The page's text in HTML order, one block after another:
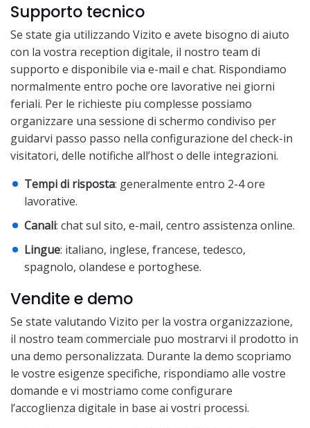
Supporto tecnico
Se state gia utilizzando Vizito e avete bisogno di aiuto
con la vostra reception digitale, il nostro team di
supporto e disponibile via e-mail e chat. Rispondiamo
normalmente entro poche ore lavorative nei giorni
feriali. Per le richieste piu complesse possiamo
organizzare una sessione di schermo condiviso per
guidarvi passo passo nella configurazione del check-in
visitatori, delle notifiche all’host o delle integrazioni.
Tempi di risposta: generalmente entro 2-4 ore
lavorative.
Canali: chat sul sito, e-mail, centro assistenza online.
Lingue: italiano, inglese, francese, tedesco,
spagnolo, olandese e portoghese.
Vendite e demo
Se state valutando Vizito per la vostra organizzazione,
il nostro team commerciale puo mostrarvi il prodotto in
una demo personalizzata. Durante la demo scopriamo
le vostre esigenze specifiche, rispondiamo alle vostre
domande e vi mostriamo come configurare
l’accoglienza digitale in base ai vostri processi.